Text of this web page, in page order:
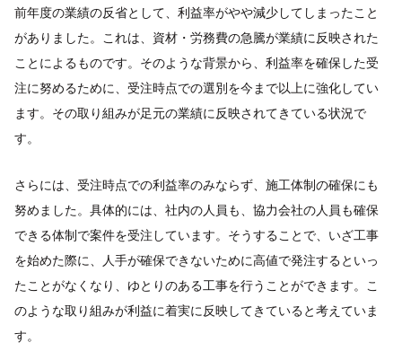
前年度の業績の反省として、利益率がやや減少してしまったこと
がありました。これは、資材・労務費の急騰が業績に反映された
ことによるものです。そのような背景から、利益率を確保した受
注に努めるために、受注時点での選別を今まで以上に強化してい
ます。その取り組みが足元の業績に反映されてきている状況で
す。
さらには、受注時点での利益率のみならず、施工体制の確保にも
努めました。具体的には、社内の人員も、協力会社の人員も確保
できる体制で案件を受注しています。そうすることで、いざ工事
を始めた際に、人手が確保できないために高値で発注するといっ
たことがなくなり、ゆとりのある工事を行うことができます。こ
のような取り組みが利益に着実に反映してきていると考えていま
す。